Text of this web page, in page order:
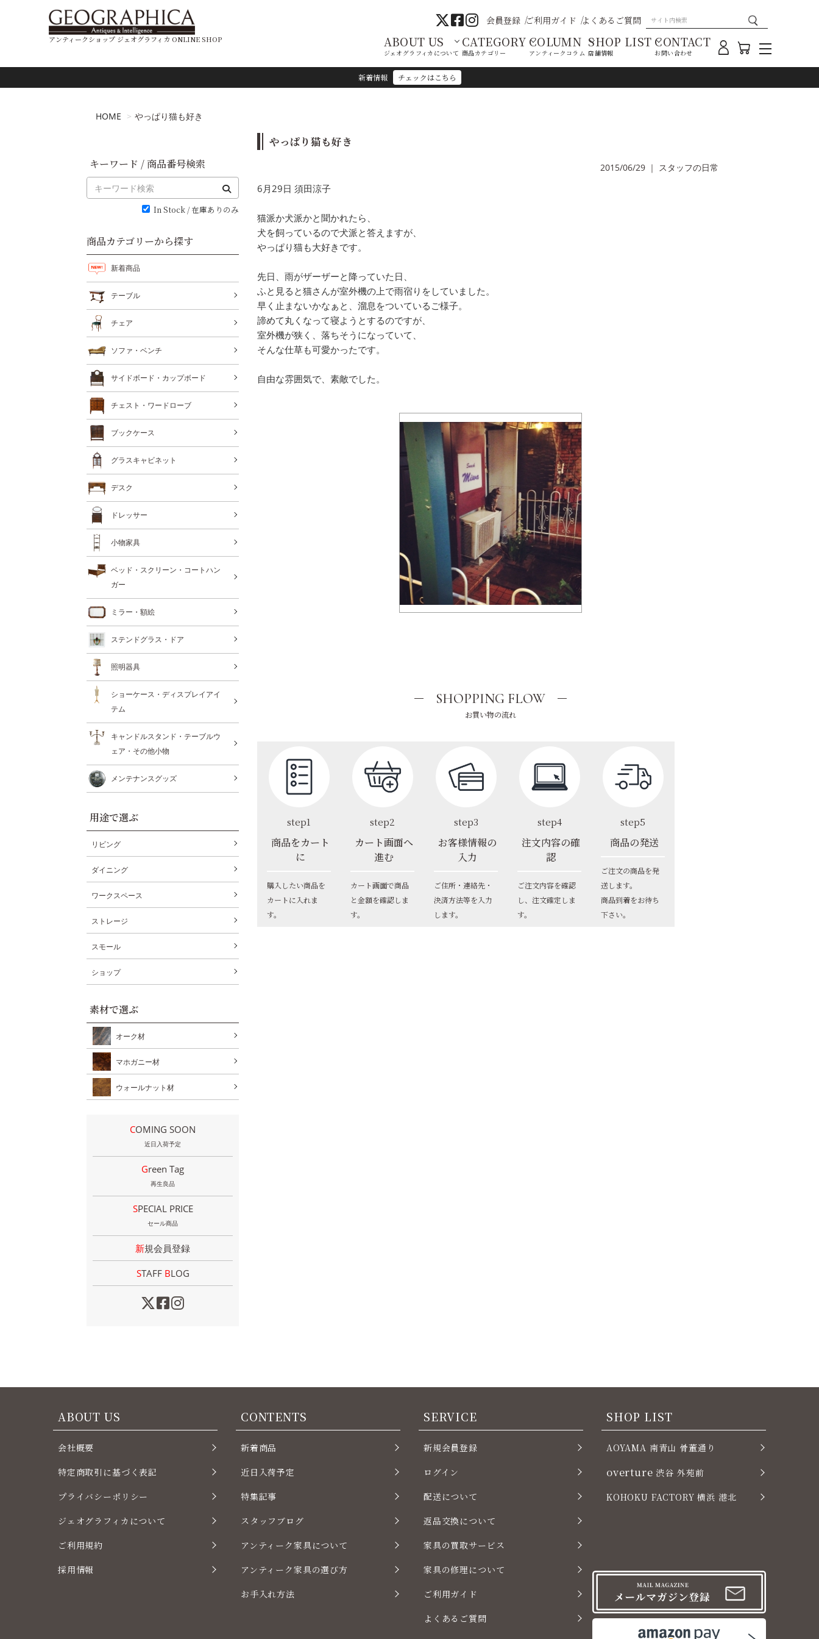
新着情報 チェックはこちら
アンティークショップ ジェオグラフィカ ONLINE SHOP
会員登録 ご利用ガイド よくあるご質問
ABOUT US
ジェオグラフィカについて
CATEGORY
商品カテゴリー
COLUMN
アンティークコラム
SHOP LIST
店舗情報
CONTACT
お問い合わせ
HOME やっぱり猫も好き
やっぱり猫も好き
2015/06/29 ｜ スタッフの日常
6月29日 須田涼子
猫派か犬派かと聞かれたら、
犬を飼っているので犬派と答えますが、
やっぱり猫も大好きです。
先日、雨がザーザーと降っていた日、
ふと見ると猫さんが室外機の上で雨宿りをしていました。
早く止まないかなぁと、溜息をついているご様子。
諦めて丸くなって寝ようとするのですが、
室外機が狭く、落ちそうになっていて、
そんな仕草も可愛かったです。
自由な雰囲気で、素敵でした。
SHOPPING FLOW
お買い物の流れ
step1
商品をカート
に
購入したい商品を
カートに入れま
す。
step2
カート画面へ
進む
カート画面で商品
と金額を確認しま
す。
step3
お客様情報の
入力
ご住所・連絡先・
決済方法等を入力
します。
step4
注文内容の確
認
ご注文内容を確認
し、注文確定しま
す。
step5
商品の発送
ご注文の商品を発
送します。
商品到着をお待ち
下さい。
キーワード / 商品番号検索
In Stock / 在庫ありのみ
商品カテゴリーから探す
新着商品
テーブル
チェア
ソファ・ベンチ
サイドボード・カップボード
チェスト・ワードローブ
ブックケース
グラスキャビネット
デスク
ドレッサー
小物家具
ベッド・スクリーン・コートハン
ガー
ミラー・額絵
ステンドグラス・ドア
照明器具
ショーケース・ディスプレイアイ
テム
キャンドルスタンド・テーブルウ
ェア・その他小物
メンテナンスグッズ
用途で選ぶ
リビング
ダイニング
ワークスペース
ストレージ
スモール
ショップ
素材で選ぶ
オーク材
マホガニー材
ウォールナット材
COMING SOON
近日入荷予定
Green Tag
再生良品
SPECIAL PRICE
セール商品
新規会員登録
STAFF BLOG
ABOUT US
会社概要
特定商取引に基づく表記
プライバシーポリシー
ジェオグラフィカについて
ご利用規約
採用情報
CONTENTS
新着商品
近日入荷予定
特集記事
スタッフブログ
アンティーク家具について
アンティーク家具の選び方
お手入れ方法
SERVICE
新規会員登録
ログイン
配送について
返品交換について
家具の買取サービス
家具の修理について
ご利用ガイド
よくあるご質問
SHOP LIST
AOYAMA 南青山 骨董通り
overture 渋谷 外苑前
KOHOKU FACTORY 横浜 港北